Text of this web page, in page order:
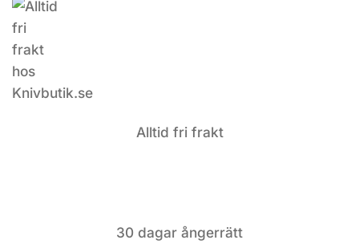
Alltid fri frakt
30 dagar ångerrätt